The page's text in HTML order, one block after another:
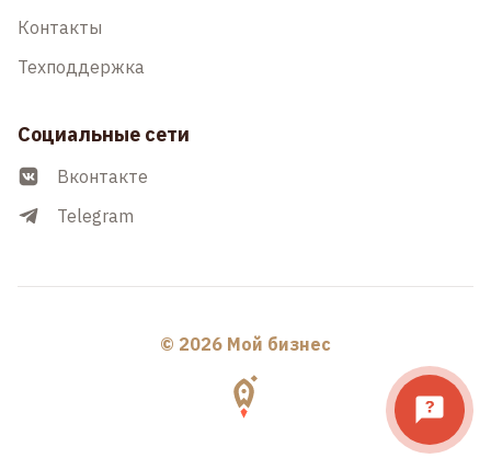
Контакты
Техподдержка
Социальные сети
Вконтакте
Telegram
© 2026 Мой бизнес